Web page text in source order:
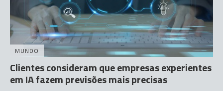
MUNDO
Clientes consideram que empresas experientes
em IA fazem previsões mais precisas